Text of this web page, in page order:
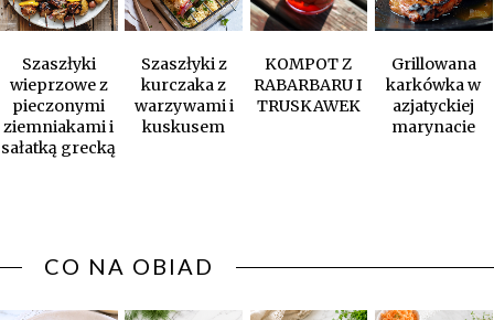
Szaszłyki
wieprzowe z
pieczonymi
ziemniakami i
sałatką grecką
Szaszłyki z
kurczaka z
warzywami i
kuskusem
KOMPOT Z
RABARBARU I
TRUSKAWEK
Grillowana
karkówka w
azjatyckiej
marynacie
CO NA OBIAD